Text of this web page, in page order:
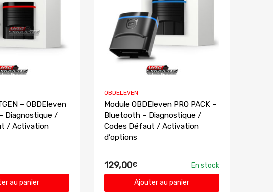
– OBDEleven
Diagnostique /
/ Activation
au panier
OBDELEVEN
Module OBDEleven PRO PACK –
Bluetooth – Diagnostique /
Codes Défaut / Activation
d’options
129,00€
En stock
Ajouter au panier